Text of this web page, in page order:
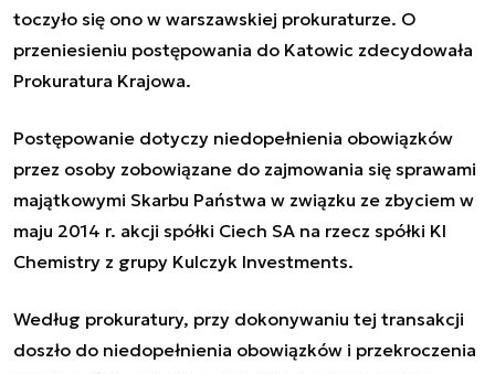
toczyło się ono w warszawskiej prokuraturze. O
przeniesieniu postępowania do Katowic zdecydowała
Prokuratura Krajowa.
Postępowanie dotyczy niedopełnienia obowiązków
przez osoby zobowiązane do zajmowania się sprawami
majątkowymi Skarbu Państwa w związku ze zbyciem w
maju 2014 r. akcji spółki Ciech SA na rzecz spółki KI
Chemistry z grupy Kulczyk Investments.
Według prokuratury, przy dokonywaniu tej transakcji
doszło do niedopełnienia obowiązków i przekroczenia